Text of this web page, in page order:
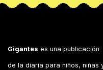
Gigantes es una publicación
de la diaria para niños, niñas